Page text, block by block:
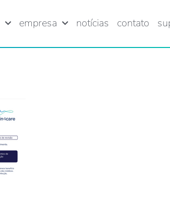
empresa notícias contato